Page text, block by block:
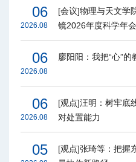
06
2026.08
[会议]物理与天文学
镜2026年度科学年会
06
2026.08
廖阳阳：我把“心”
06
2026.08
[观点]汪明：树牢底
对处置能力
05
[观点]张琦等：把握